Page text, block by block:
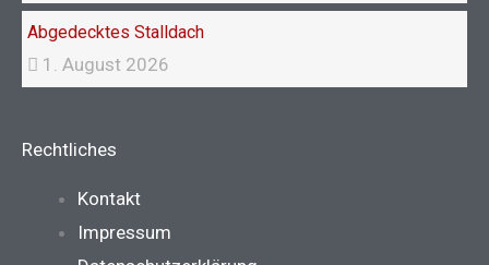
Abgedecktes Stalldach
1. August 2026
Rechtliches
Main
Menu
Kontakt
Impressum